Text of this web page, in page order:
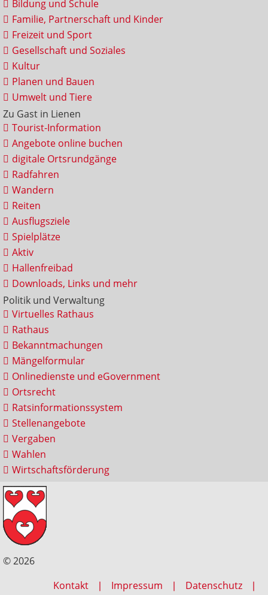
Bildung und Schule
Familie, Partnerschaft und Kinder
Freizeit und Sport
Gesellschaft und Soziales
Kultur
Planen und Bauen
Umwelt und Tiere
Zu Gast in Lienen
Tourist-Information
Angebote online buchen
digitale Ortsrundgänge
Radfahren
Wandern
Reiten
Ausflugsziele
Spielplätze
Aktiv
Hallenfreibad
Downloads, Links und mehr
Politik und Verwaltung
Virtuelles Rathaus
Rathaus
Bekanntmachungen
Mängelformular
Onlinedienste und eGovernment
Ortsrecht
Ratsinformationssystem
Stellenangebote
Vergaben
Wahlen
Wirtschaftsförderung
© 2026
Kontakt
Impressum Datenschutz